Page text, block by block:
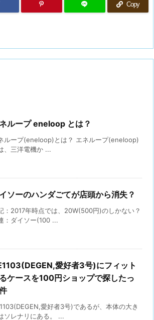
Copy
ループ eneloop とは？
ループ(eneloop)とは？ エネループ(eneloop)
、三洋電機か ...
ソーのハンダごてが店頭から消失？
：2017年時点では、20W(500円)のしかない？
：ダイソー(100 ...
愛好者3号)にフィット
ケースを100円ショップで探したっ
愛好者3号)であるが、本体の大き
ソレナリにある。 ...